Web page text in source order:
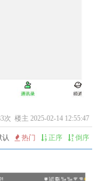
次 楼主 2025-02-14 12:55:47
热门 正序 倒序